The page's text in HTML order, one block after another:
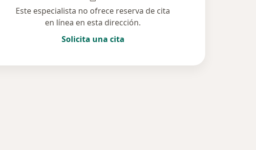
Dudas solucionadas (11)
Este especialista no ofrece reserva de cita
en línea en esta dirección.
Solicita una cita